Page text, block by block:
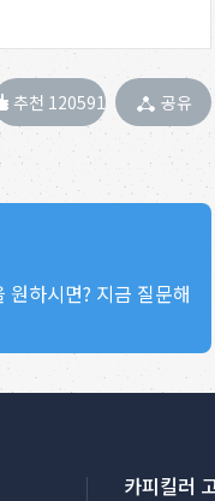
추천 120591 공유
원하시면? 지금 질문해
카피킬러